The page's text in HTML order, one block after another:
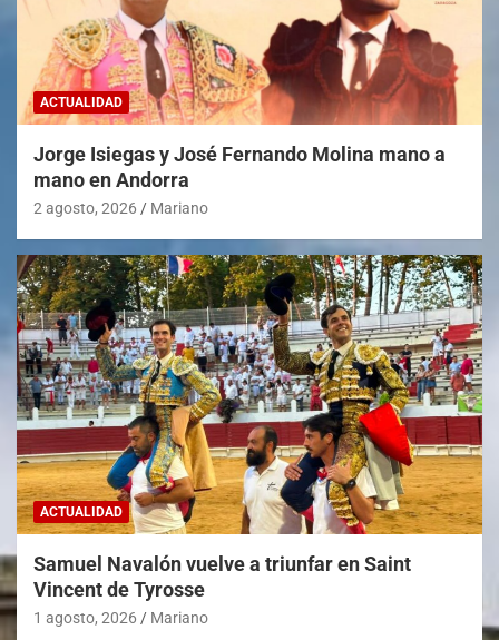
ACTUALIDAD
Jorge Isiegas y José Fernando Molina mano a
mano en Andorra
2 agosto, 2026 Mariano
ACTUALIDAD
Samuel Navalón vuelve a triunfar en Saint
Vincent de Tyrosse
1 agosto, 2026 Mariano